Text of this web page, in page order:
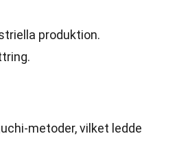
produktion.
metoder, vilket ledde